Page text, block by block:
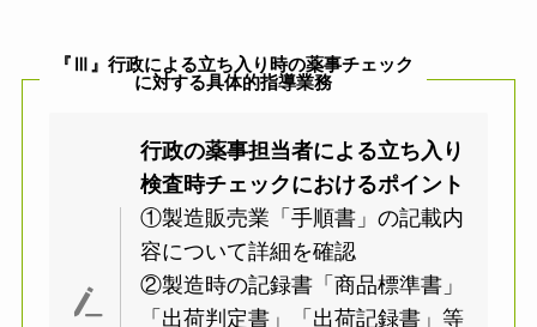
『Ⅲ』行政による立ち入り時の薬事チェック
に対する具体的指導業務
行政の薬事担当者による立ち入り
検査時チェックにおけるポイント
①製造販売業「手順書」の記載内
容について詳細を確認
②製造時の記録書「商品標準書」
「出荷判定書」「出荷記録書」等